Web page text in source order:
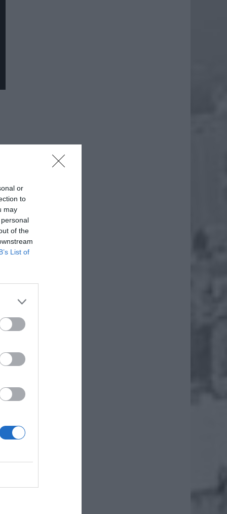
or
to
may
of the
List of
nie